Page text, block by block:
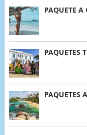
PAQUETE A
PAQUETES
PAQUETES